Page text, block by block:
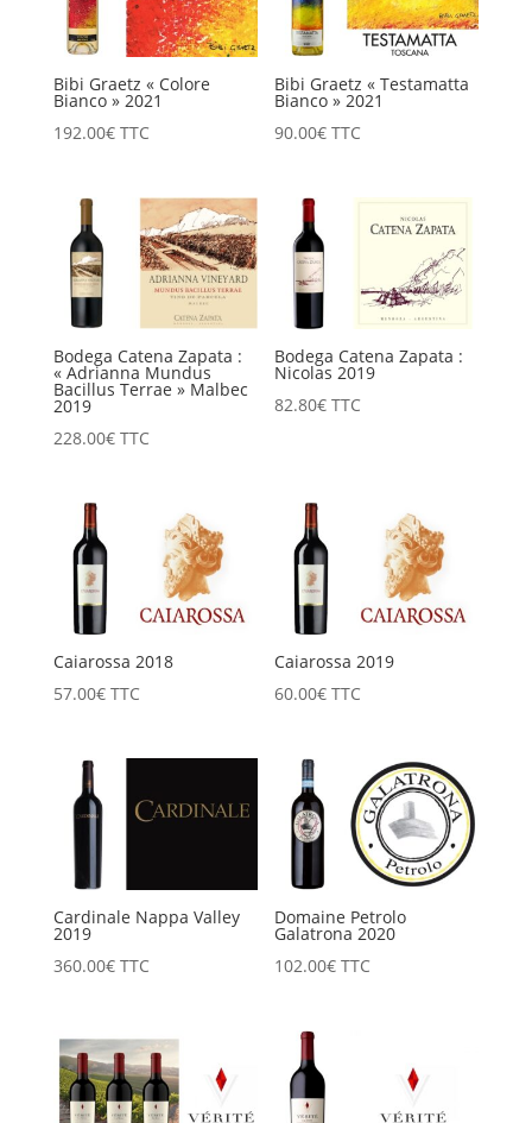
Bibi Graetz « Colore
Bianco » 2021
192.00€ TTC
Bibi Graetz « Testamatta
Bianco » 2021
90.00€ TTC
Bodega Catena Zapata :
« Adrianna Mundus
Bacillus Terrae » Malbec
2019
228.00€ TTC
Bodega Catena Zapata :
Nicolas 2019
82.80€ TTC
Caiarossa 2018
57.00€ TTC
Caiarossa 2019
60.00€ TTC
Cardinale Nappa Valley
2019
360.00€ TTC
Domaine Petrolo
Galatrona 2020
102.00€ TTC